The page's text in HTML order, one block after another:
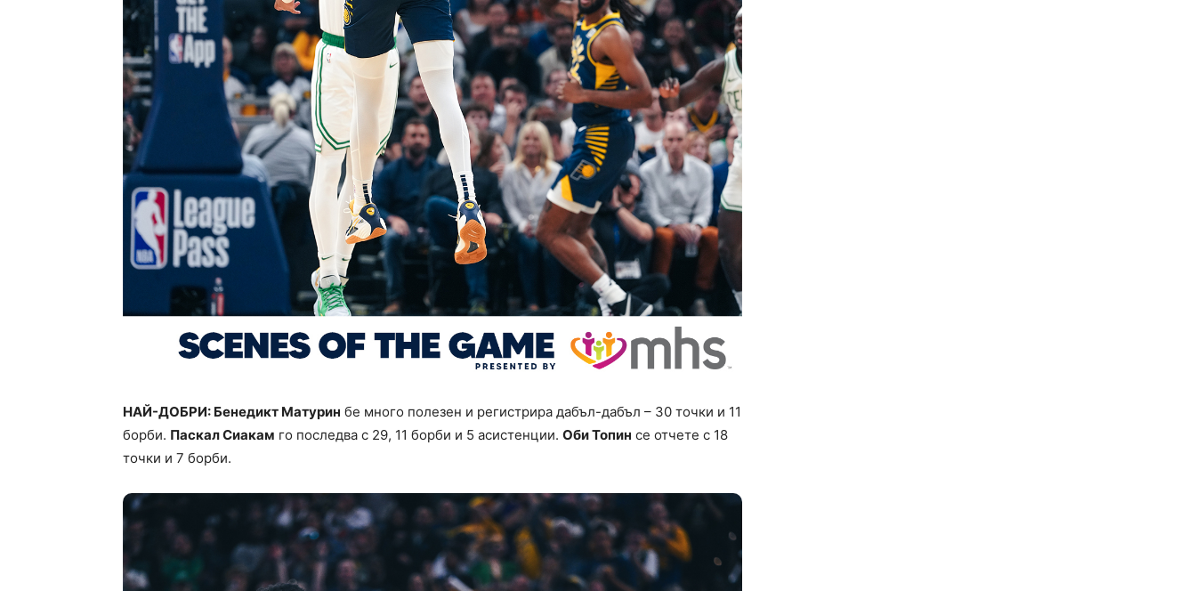
НАЙ-ДОБРИ: Бенедикт Матурин бе много полезен и регистрира дабъл-дабъл – 30 точки и 11
борби. Паскал Сиакам го последва с 29, 11 борби и 5 асистенции. Оби Топин се отчете с 18
точки и 7 борби.